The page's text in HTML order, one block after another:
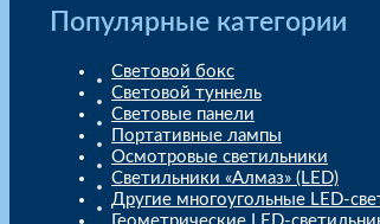
Популярные категории
Световой бокс
Световой туннель
Световые панели
Портативные лампы
Осмотровые светильники
Светильники «Алмаз» (LED)
Другие многоугольные LED-